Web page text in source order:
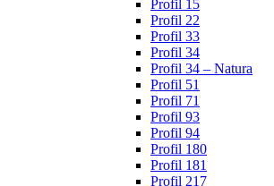
Profil 15
Profil 22
Profil 33
Profil 34
Profil 34 – Natura
Profil 51
Profil 71
Profil 93
Profil 94
Profil 180
Profil 181
Profil 217